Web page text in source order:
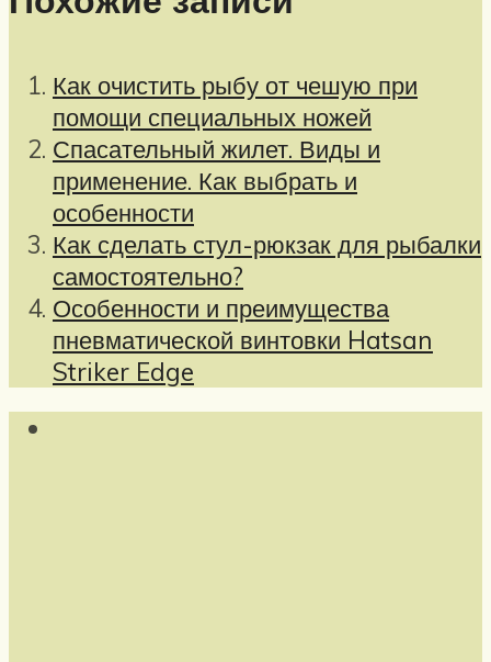
Как очистить рыбу от чешую при
помощи специальных ножей
Спасательный жилет. Виды и
применение. Как выбрать и
особенности
Как сделать стул-рюкзак для рыбалки
самостоятельно?
Особенности и преимущества
пневматической винтовки Hatsan
Striker Edge